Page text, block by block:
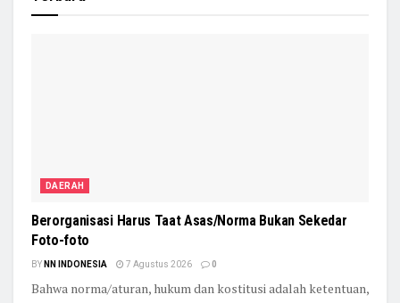
DAERAH
Berorganisasi Harus Taat Asas/Norma Bukan Sekedar
Foto-foto
BY NN INDONESIA 7 Agustus 2026 0
Bahwa norma/aturan, hukum dan kostitusi adalah ketentuan,